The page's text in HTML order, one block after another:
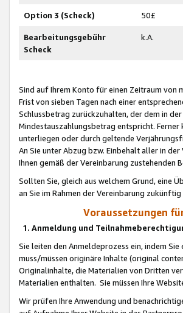
Option 3 (Scheck) 50£
Bearbeitungsgebühr
Scheck
k.A.
Sind auf Ihrem Konto für einen Zeitraum von
Frist von sieben Tagen nach einer
Schlussbetrag zurückzuhalten, der dem in
Mindestauszahlungsbetrag entspricht.
unterliegen oder durch geltende
An Sie unter Abzug bzw. Einbehalt aller in
Ihnen gemäß der Vereinbarung zustehenden
Sollten Sie, gleich aus welchem Grund, eine
an Sie im Rahmen der Vereinbarung
Voraussetzungen
1. Anmeldung und
Sie leiten den Anmeldeprozess ein, indem
muss/müssen originäre Inhalte (original
Originalinhalte, die Materialien von Dritten
Materialien enthalten. Sie müssen Ihre
Wir prüfen Ihre Anwendung und